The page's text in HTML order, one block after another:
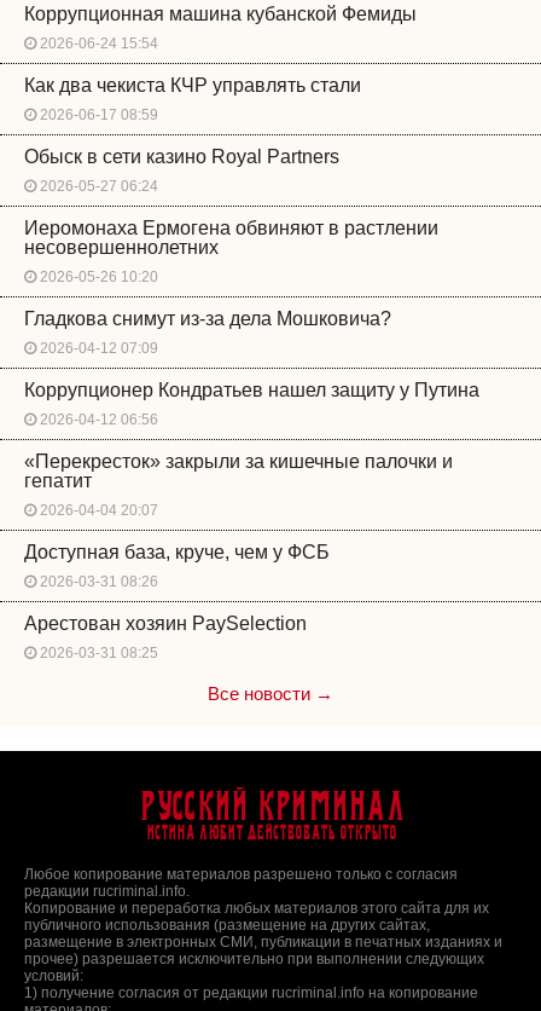
Коррупционная машина кубанской Фемиды
2026-06-24 15:54
Как два чекиста КЧР управлять стали
2026-06-17 08:59
Обыск в сети казино Royal Partners
2026-05-27 06:24
Иеромонаха Ермогена обвиняют в растлении
несовершеннолетних
2026-05-26 10:20
Гладкова снимут из-за дела Мошковича?
2026-04-12 07:09
Коррупционер Кондратьев нашел защиту у Путина
2026-04-12 06:56
«Перекресток» закрыли за кишечные палочки и
гепатит
2026-04-04 20:07
Доступная база, круче, чем у ФСБ
2026-03-31 08:26
Арестован хозяин PaySelection
2026-03-31 08:25
Все новости →
Русский Криминал
Истина любит действовать открыто
Любое копирование материалов разрешено только с согласия
редакции rucriminal.info.
Копирование и переработка любых материалов этого сайта для их
публичного использования (размещение на других сайтах,
размещение в электронных СМИ, публикации в печатных изданиях и
прочее) разрешается исключительно при выполнении следующих
условий:
1) получение согласия от редакции rucriminal.info на копирование